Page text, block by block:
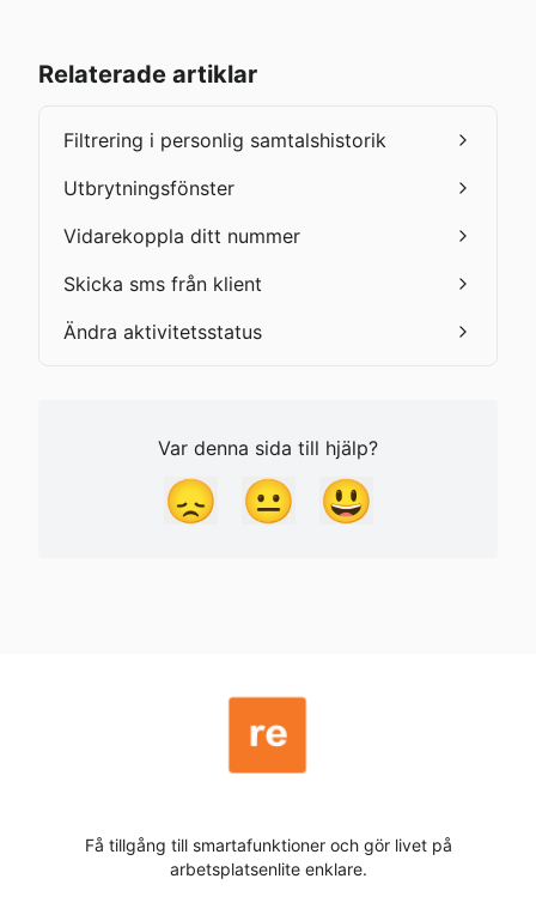
Relaterade artiklar
Filtrering i personlig samtalshistorik
Utbrytningsfönster
Vidarekoppla ditt nummer
Skicka sms från klient
Ändra aktivitetsstatus
Var denna sida till hjälp?
😞 😐 😃
Få tillgång till smartafunktioner och gör livet på
arbetsplatsenlite enklare.